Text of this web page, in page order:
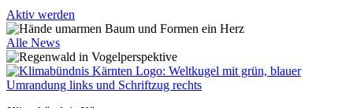
Aktiv werden
Alle News